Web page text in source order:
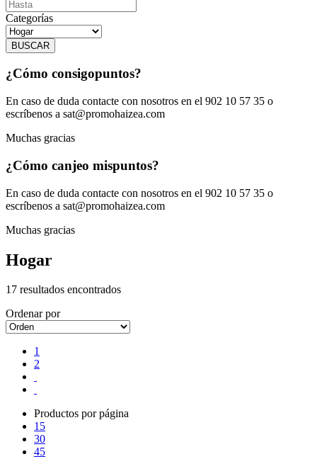
Categorías
BUSCAR
¿Cómo consigopuntos?
En caso de duda contacte con nosotros en el 902 10 57 35 o
escríbenos a sat@promohaizea.com
Muchas gracias
¿Cómo canjeo mispuntos?
En caso de duda contacte con nosotros en el 902 10 57 35 o
escríbenos a sat@promohaizea.com
Muchas gracias
Hogar
17 resultados encontrados
Ordenar por
1
2
Productos por página
15
30
45